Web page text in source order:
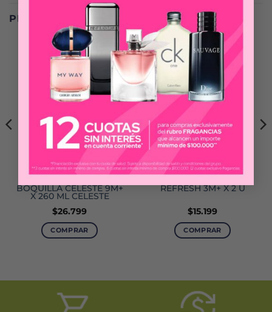
PRODUCTOS RELACIONADOS
AVENT
BOQUILLA CELESTE 9M+
X 260 ML CELESTE
$26.799
COMPRAR
AVENT
REFRESH 3M+ X 2 U
$15.199
COMPRAR